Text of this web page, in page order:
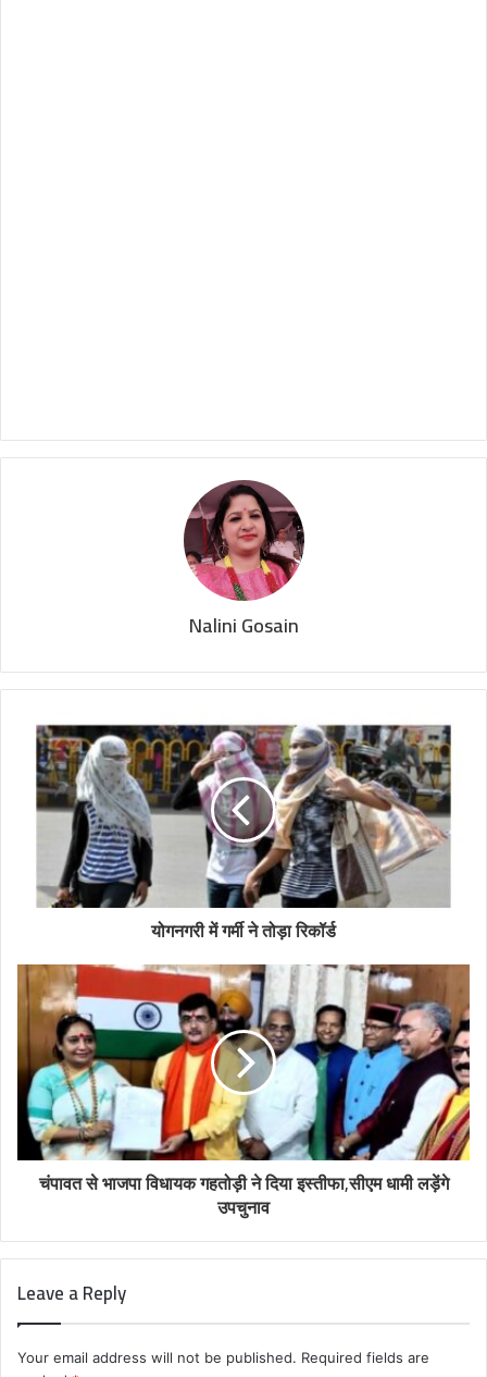
Nalini Gosain
योगनगरी में गर्मी ने तोड़ा रिकॉर्ड
चंपावत से भाजपा विधायक गहतोड़ी ने दिया इस्तीफा,सीएम धामी लड़ेंगे
उपचुनाव
Leave a Reply
Your email address will not be published. Required fields are